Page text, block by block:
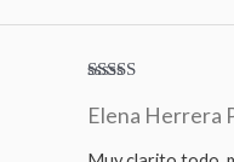
con5de 5
Elena Herrera